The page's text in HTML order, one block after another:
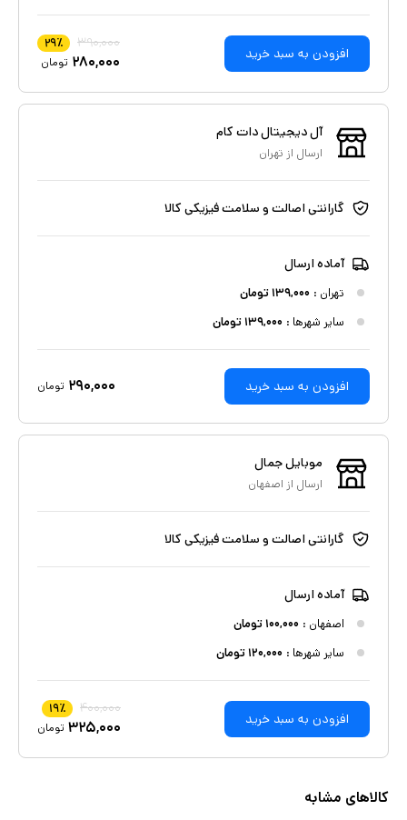
افزودن به سبد خرید
۳۹۰,۰۰۰ ۲۹٪
۲۸۰,۰۰۰ تومان
آل دیجیتال دات کام
ارسال از تهران
گارانتی اصالت و سلامت فیزیکی کالا
آماده ارسال
تهران : ۱۳۹,۰۰۰تومان
سایر شهرها : ۱۳۹,۰۰۰تومان
افزودن به سبد خرید ۲۹۰,۰۰۰ تومان
موبایل جمال
ارسال از اصفهان
گارانتی اصالت و سلامت فیزیکی کالا
آماده ارسال
اصفهان : ۱۰۰,۰۰۰تومان
سایر شهرها : ۱۲۰,۰۰۰تومان
افزودن به سبد خرید
۴۰۰,۰۰۰ ۱۹٪
۳۲۵,۰۰۰ تومان
کالاهای مشابه